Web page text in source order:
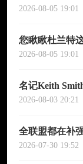
觉得他是谦虚
2026-08-05 19:01
您瞅瞅杜兰特
觉得他是谦虚
2026-08-05 19:01
名记Keith
价，用词非常
2026-08-03 20:21
全联盟都在补
去的那一天
2026-07-30 19:52